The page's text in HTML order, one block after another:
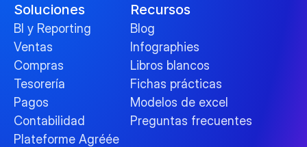
Soluciones
BI y Reporting
Ventas
Compras
Tesorería
Pagos
Contabilidad
Plateforme Agréée
Recursos
Blog
Infographies
Libros blancos
Fichas prácticas
Modelos de excel
Preguntas frecuentes